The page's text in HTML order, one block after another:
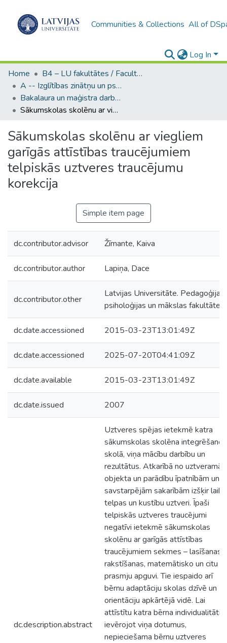
Communities & Collections All of
Log In
Home
B4 – LU fakultātes / Faculties of the UL
A -- Izglītības zinātņu un psiholoģijas fakultāte / Faculty of Education Sciences and Psychology
Bakalaura un maģistra darbi (PPMF) / Bachelor's and Master's theses
Sākumskolas skolēnu ar viegliem garīgās attīstības traucējumiem telpiskās uztveres traucējumu korekcija
Sākumskolas skolēnu ar viegliem
garīgās attīstības traucējumiem
telpiskās uztveres traucējumu
korekcija
Simple item page
dc.contributor.advisor Žīmante, Kaiva
dc.contributor.author Lapiņa, Dace
dc.contributor.other
Latvijas Universitāte. Pedagoģijas,
psiholoģijas un mākslas fakultāte
dc.date.accessioned 2015-03-23T13:01:49Z
dc.date.accessioned 2025-07-20T04:41:09Z
dc.date.available 2015-03-23T13:01:49Z
dc.date.issued 2007
dc.description.abstract
Uztveres spējas ietekmē katra
sākumskolas skolēna integrēšanos
skolā, viņa mācību darbību un
rezultātus. Atkarībā no uztveramā
objekta un parādību īpatnībām un
savstarpējām sakarībām izšķir
telpas un kustību uztveri. Īpaši
telpiskās uztveres traucējumi
negatīvi ietekmē sākumskolas
skolēnu ar garīgās attīstības
traucējumiem sekmes – lasīšanas,
rakstīšanas, matemātisko un citu
prasmju apguvi. Tie iespaido arī
bērnu adaptāciju skolas dzīvē un
orientāciju apkārtējā vidē. Lai
attīstītu katra bērna individualitāti
ievērojot viņa dotumus,
nepieciešama bērnu uztveres